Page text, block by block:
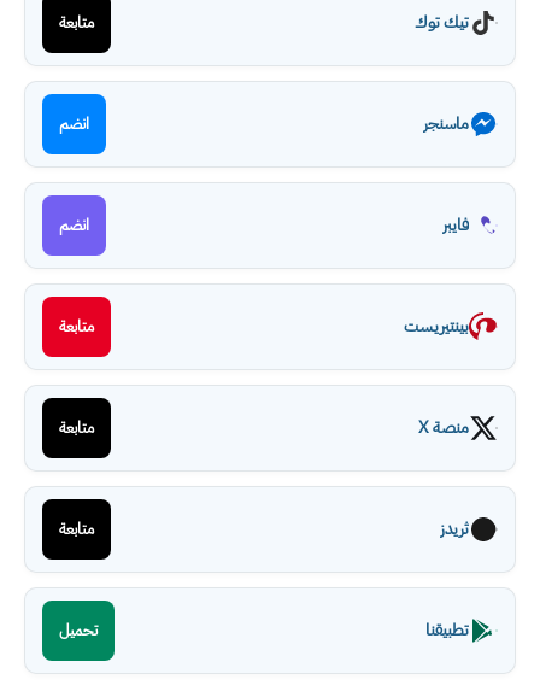
تيك توك متابعة
ماسنجر انضم
فايبر انضم
بينتيريست متابعة
منصة X متابعة
ثريدز متابعة
تطبيقنا تحميل